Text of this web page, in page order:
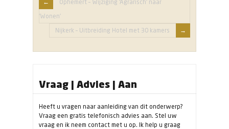
Ophemert – Wijziging ‘Agrarisch’ naar
‘Wonen’
Nijkerk – Uitbreiding Hotel met 30 kamers
Vraag | Advies | Aan
Heeft u vragen naar aanleiding van dit onderwerp?
Vraag een gratis telefonisch advies aan. Stel uw
vraag en ik neem contact met u op. Ik help u graag